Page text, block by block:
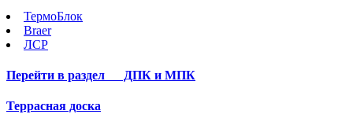
ТермоБлок
Braer
ЛСР
Перейти в раздел ДПК и МПК
Террасная доска